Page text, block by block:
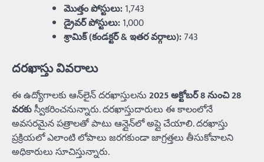
మొత్తం పోస్టులు:1,743
డ్రైవర్ పోస్టులు:1,000
శ్రామిక్ (కండక్టర్ & ఇతర వర్గాలు):743
దరఖాస్తు వివరాలు
ఈ ఉద్యోగాలకు ఆన్‌లైన్‌ దరఖాస్తులను2025 అక్టోబర్‌ 8 నుంచి 28
వరకుస్వీకరించనున్నారు. దరఖాస్తుదారులు ఈ కాలంలోనే
అవసరమైన పత్రాలతో పాటు ఆన్లైన్‌లో అప్లై చేయాలి. దరఖాస్తు
ప్రక్రియలో ఎలాంటి లోపాలు జరగకుండా జాగ్రత్తలు తీసుకోవాలని
అధికారులు సూచిస్తున్నారు.